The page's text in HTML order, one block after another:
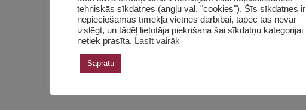
tehniskās sīkdatnes (angļu val. "cookies"). Šīs sīkdatnes ir
nepieciešamas tīmekļa vietnes darbībai, tāpēc tās nevar
izslēgt, un tādēļ lietotāja piekrišana šai sīkdatņu kategorijai
netiek prasīta. Lasīt vairāk
Sapratu